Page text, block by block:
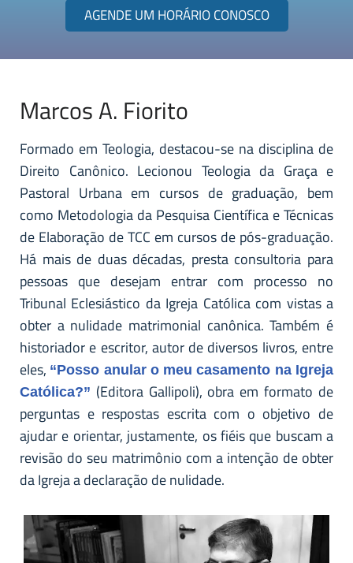
AGENDE UM HORÁRIO CONOSCO
Marcos A. Fiorito
Formado em Teologia, destacou-se na disciplina de
Direito Canônico. Lecionou Teologia da Graça e
Pastoral Urbana em cursos de graduação, bem
como Metodologia da Pesquisa Científica e Técnicas
de Elaboração de TCC em cursos de pós-graduação.
Há mais de duas décadas, presta consultoria para
pessoas que desejam entrar com processo no
Tribunal Eclesiástico da Igreja Católica com vistas a
obter a nulidade matrimonial canônica. Também é
historiador e escritor, autor de diversos livros, entre
eles, “Posso anular o meu casamento na Igreja
Católica?” (Editora Gallipoli), obra em formato de
perguntas e respostas escrita com o objetivo de
ajudar e orientar, justamente, os fiéis que buscam a
revisão do seu matrimônio com a intenção de obter
da Igreja a declaração de nulidade.